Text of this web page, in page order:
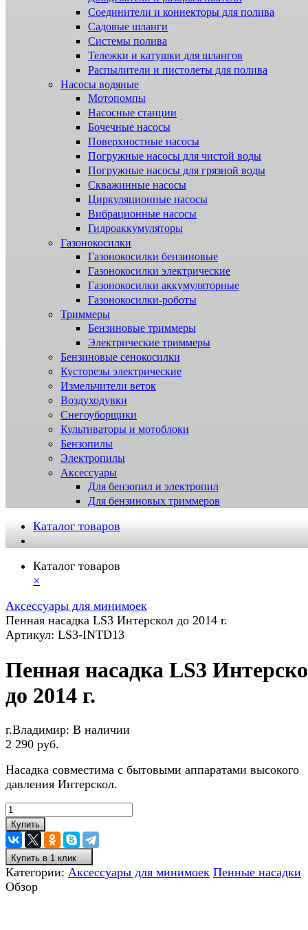
Соединители и коннекторы для полива
Садовые шланги
Системы полива
Тележки и катушки для шлангов
Распылители и пистолеты для полива
Насосы водяные
Мотопомпы
Насосные станции
Бочечные насосы
Поверхностные насосы
Погружные насосы для чистой воды
Погружные насосы для грязной воды
Скважинные насосы
Циркуляционные насосы
Вибрационные насосы
Гидроаккумуляторы
Газонокосилки
Газонокосилки бензиновые
Газонокосилки электрические
Газонокосилки аккумуляторные
Газонокосилки-роботы
Триммеры
Бензиновые триммеры
Электрические триммеры
Бензиновые сенокосилки
Кусторезы электрические
Измельчители веток
Воздуходувки
Снегоуборщики
Культиваторы и мотоблоки
Бензопилы
Электропилы
Аксессуары
Для бензопил и электропил
Для бензиновых триммеров
Каталог товаров
Каталог товаров
×
Аксессуары для минимоек
Пенная насадка LS3 Интерскол до 2014 г.
Артикул: LS3-INTD13
Пенная насадка LS3
до 2014 г.
г.Владимир: В наличии
2 290 руб.
Насадка совместима с бытовыми аппаратами высокого
давления Интерскол.
Купить
Купить в 1 клик
Категории: Аксессуары для минимоек Пенные насадки
Обзор